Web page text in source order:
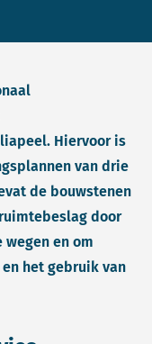
Hiervoor is
van drie
de bouwstenen
door
en om
het gebruik van